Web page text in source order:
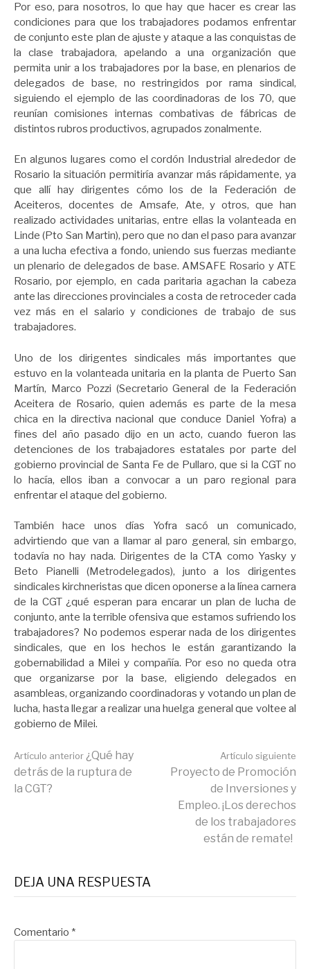
Por eso, para nosotros, lo que hay que hacer es crear las
condiciones para que los trabajadores podamos enfrentar
de conjunto este plan de ajuste y ataque a las conquistas de
la clase trabajadora, apelando a una organización que
permita unir a los trabajadores por la base, en plenarios de
delegados de base, no restringidos por rama sindical,
siguiendo el ejemplo de las coordinadoras de los 70, que
reunían comisiones internas combativas de fábricas de
distintos rubros productivos, agrupados zonalmente.
En algunos lugares como el cordón Industrial alrededor de
Rosario la situación permitiría avanzar más rápidamente, ya
que allí hay dirigentes cómo los de la Federación de
Aceiteros, docentes de Amsafe, Ate, y otros, que han
realizado actividades unitarias, entre ellas la volanteada en
Linde (Pto San Martin), pero que no dan el paso para avanzar
a una lucha efectiva a fondo, uniendo sus fuerzas mediante
un plenario de delegados de base. AMSAFE Rosario y ATE
Rosario, por ejemplo, en cada paritaria agachan la cabeza
ante las direcciones provinciales a costa de retroceder cada
vez más en el salario y condiciones de trabajo de sus
trabajadores.
Uno de los dirigentes sindicales más importantes que
estuvo en la volanteada unitaria en la planta de Puerto San
Martín, Marco Pozzi (Secretario General de la Federación
Aceitera de Rosario, quien además es parte de la mesa
chica en la directiva nacional que conduce Daniel Yofra) a
fines del año pasado dijo en un acto, cuando fueron las
detenciones de los trabajadores estatales por parte del
gobierno provincial de Santa Fe de Pullaro, que si la CGT no
lo hacía, ellos iban a convocar a un paro regional para
enfrentar el ataque del gobierno.
También hace unos días Yofra sacó un comunicado,
advirtiendo que van a llamar al paro general, sin embargo,
todavía no hay nada. Dirigentes de la CTA como Yasky y
Beto Pianelli (Metrodelegados), junto a los dirigentes
sindicales kirchneristas que dicen oponerse a la línea carnera
de la CGT ¿qué esperan para encarar un plan de lucha de
conjunto, ante la terrible ofensiva que estamos sufriendo los
trabajadores? No podemos esperar nada de los dirigentes
sindicales, que en los hechos le están garantizando la
gobernabilidad a Milei y compañía. Por eso no queda otra
que organizarse por la base, eligiendo delegados en
asambleas, organizando coordinadoras y votando un plan de
lucha, hasta llegar a realizar una huelga general que voltee al
gobierno de Milei.
Seguir
Artículo anterior¿Qué hay
detrás de la ruptura de
la CGT?
Artículo siguiente
Proyecto de Promoción
de Inversiones y
Empleo. ¡Los derechos
de los trabajadores
están de remate!
DEJA UNA RESPUESTA
Comentario *